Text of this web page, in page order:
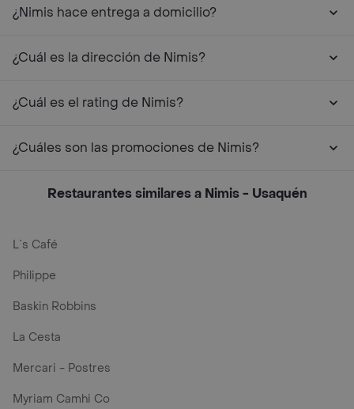
¿Nimis hace entrega a domicilio?
¿Cuál es la dirección de Nimis?
¿Cuál es el rating de Nimis?
¿Cuáles son las promociones de Nimis?
Restaurantes similares a Nimis - Usaquén
L´s Café
Philippe
Baskin Robbins
La Cesta
Mercari - Postres
Myriam Camhi Co